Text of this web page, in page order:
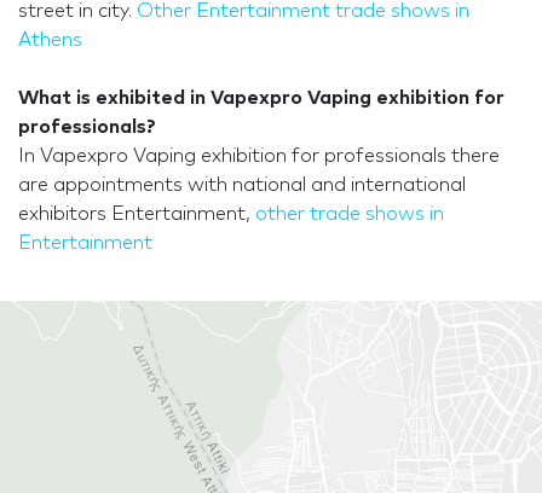
street in city. Other Entertainment trade shows in
Athens
What is exhibited in Vapexpro Vaping exhibition for
professionals?
In Vapexpro Vaping exhibition for professionals there
are appointments with national and international
exhibitors Entertainment, other trade shows in
Entertainment